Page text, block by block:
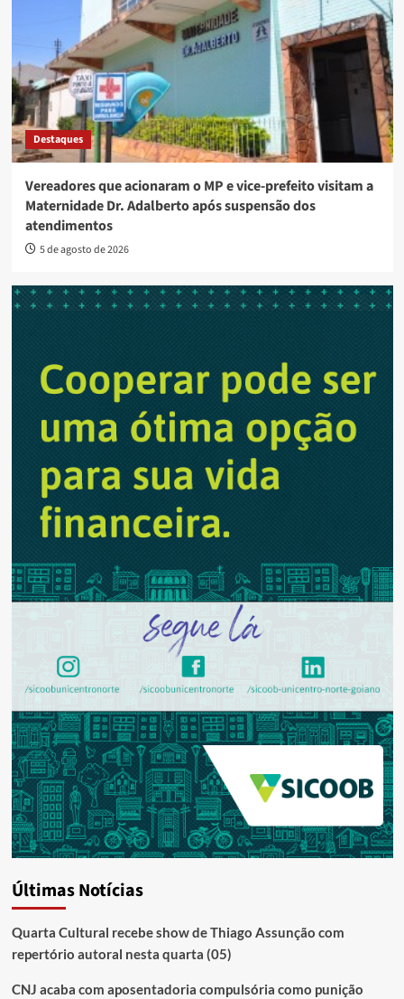
Destaques
Vereadores que acionaram o MP e vice-prefeito visitam a
Maternidade Dr. Adalberto após suspensão dos
atendimentos
5 de agosto de 2026
Últimas Notícias
Quarta Cultural recebe show de Thiago Assunção com
repertório autoral nesta quarta (05)
CNJ acaba com aposentadoria compulsória como punição